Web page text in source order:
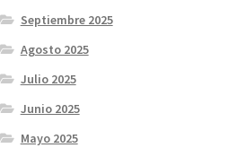
Septiembre 2025
Agosto 2025
Julio 2025
Junio 2025
Mayo 2025